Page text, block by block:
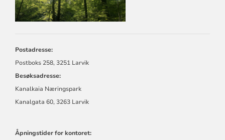
Postadresse:
Postboks 258, 3251 Larvik
Besøksadresse:
Kanalkaia Næringspark
Kanalgata 60, 3263 Larvik
Åpningstider for kontoret: